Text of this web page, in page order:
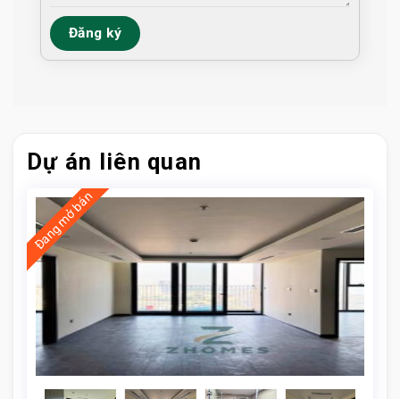
Cho Thue Can Ho 3 Ngu Toa N01t7 (8)
Dự án liên quan
Đang mở bán